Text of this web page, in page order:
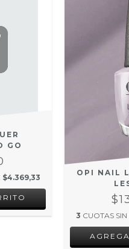
GO
$4.369,33
OPI NAIL
3 CUOTAS